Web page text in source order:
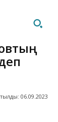
06.09.2023